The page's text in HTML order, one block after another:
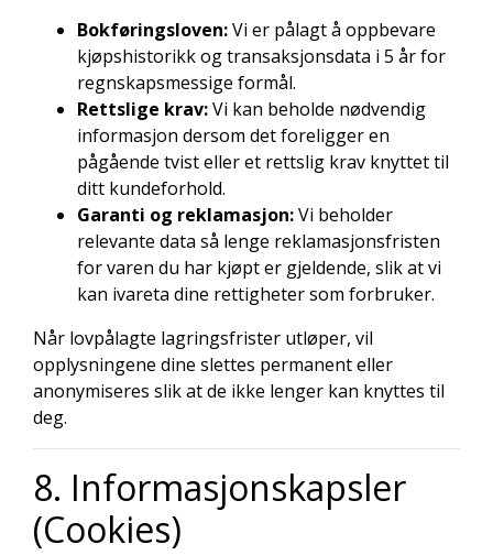
Bokføringsloven:Vi er pålagt å oppbevare
kjøpshistorikk og transaksjonsdata i 5 år for
regnskapsmessige formål.
Rettslige krav:Vi kan beholde nødvendig
informasjon dersom det foreligger en
pågående tvist eller et rettslig krav knyttet til
ditt kundeforhold.
Garanti og reklamasjon:Vi beholder
relevante data så lenge reklamasjonsfristen
for varen du har kjøpt er gjeldende, slik at vi
kan ivareta dine rettigheter som forbruker.
Når lovpålagte lagringsfrister utløper, vil
opplysningene dine slettes permanent eller
anonymiseres slik at de ikke lenger kan knyttes til
deg.
8. Informasjonskapsler
(Cookies)